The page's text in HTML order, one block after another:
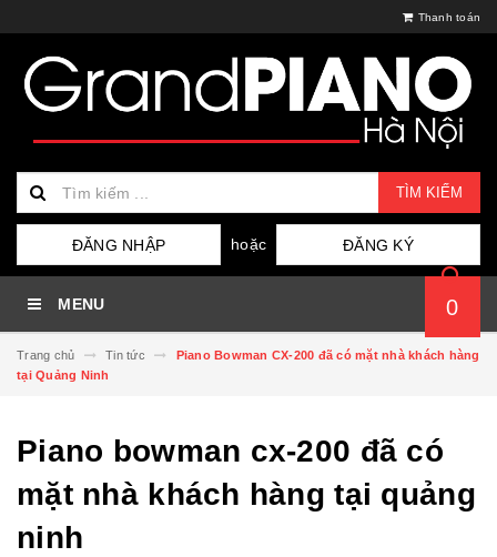
Thanh toán
TÌM KIẾM
ĐĂNG NHẬP hoặc ĐĂNG KÝ
MENU 0
Trang chủ Tin tức
Piano Bowman CX-200 đã có mặt nhà khách hàng
tại Quảng Ninh
Piano bowman cx-200 đã có
mặt nhà khách hàng tại quảng
ninh